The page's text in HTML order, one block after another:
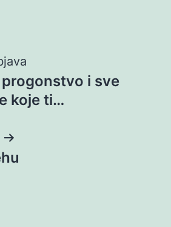
i sve
koje ti…